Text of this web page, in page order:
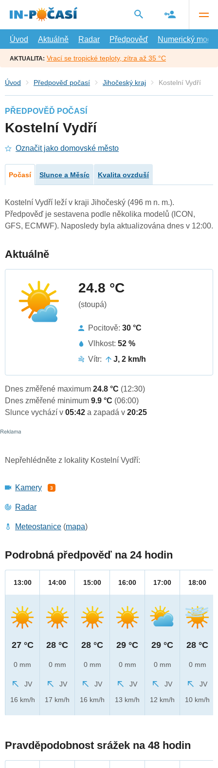
hlavní
Úvod
Aktuálně Radar Předpověď Numerický model
AKTUALITA: Vrací se tropické teploty, zítra až 35 °C
Úvod Předpověď počasí Jihočeský kraj Kostelní Vydří
PŘEDPOVĚĎ POČASÍ
Kostelní Vydří
Označit jako domovské město
Počasí Slunce a Měsíc Kvalita ovzduší
Kostelní Vydří leží v kraji Jihočeský (496 m n. m.).
Předpověď je sestavena podle několika modelů (ICON,
GFS, ECMWF). Naposledy byla aktualizována dnes v 12:00.
Aktuálně
24.8 °C
(stoupá)
Pocitově: 30 °C
Vlhkost: 52 %
Vítr:
J, 2 km/h
Dnes změřené maximum 24.8 °C (12:30)
Dnes změřené minimum 9.9 °C (06:00)
Slunce vychází v 05:42 a zapadá v 20:25
Nepřehlédněte z lokality Kostelní Vydří:
Kamery 3
Radar
Meteostanice (mapa)
Podrobná předpověď na 24 hodin
13:00
27 °C
0 mm
JV
16 km/h
14:00
28 °C
0 mm
JV
17 km/h
15:00
28 °C
0 mm
JV
16 km/h
16:00
29 °C
0 mm
JV
13 km/h
17:00
29 °C
0 mm
JV
12 km/h
18:00
28 °C
0 mm
JV
10 km/h
Pravděpodobnost srážek na 48 hodin